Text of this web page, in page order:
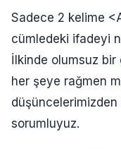
Sadece 2 kelime
cümledeki ifadeyi
İlkinde olumsuz
her şeye rağmen
düşüncelerimizden
sorumluyuz.